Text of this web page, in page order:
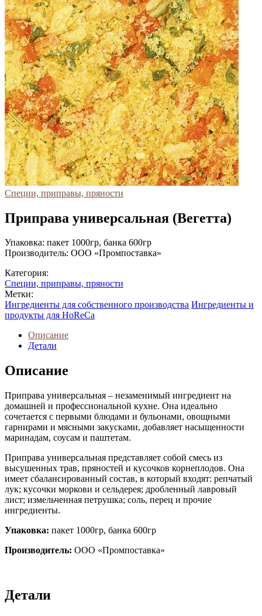
Специи, приправы, пряности
Приправа универсальная (Вегетта)
Упаковка: пакет 1000гр, банка 600гр
Производитель: ООО «Промпоставка»
Категория:
Специи, приправы, пряности
Метки:
Ингредиенты для собственного производства Ингредиенты и
продукты для HoReCa
Описание
Детали
Описание
Приправа универсальная – незаменимый ингредиент на
домашней и профессиональной кухне. Она идеально
сочетается с первыми блюдами и бульонами, овощными
гарнирами и мясными закусками, добавляет насыщенности
маринадам, соусам и паштетам.
Приправа универсальная представляет собой смесь из
высушенных трав, пряностей и кусочков корнеплодов. Она
имеет сбалансированный состав, в который входят: репчатый
лук; кусочки моркови и сельдерея; дробленный лавровый
лист; измельченная петрушка; соль, перец и прочие
ингредиенты.
Упаковка: пакет 1000гр, банка 600гр
Производитель: ООО «Промпоставка»
Детали